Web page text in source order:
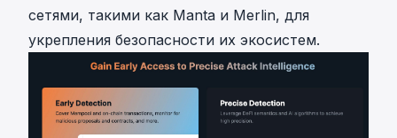
сетями, такими как Manta и Merlin, для
укрепления безопасности их экосистем.